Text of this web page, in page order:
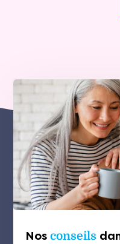
Nos conseils